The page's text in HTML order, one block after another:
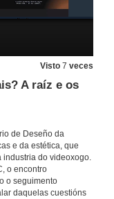
Visto 7 veces
A raíz e os
de Deseño da
e da estética, que
industria do videoxogo.
o encontro
o seguimento
daquelas cuestións
Disonancia e Consonancia ludonarrativa como ferramentas potenciadoras